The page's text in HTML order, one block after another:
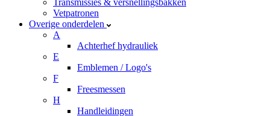
Transmissies & versnellingsbakken
Vetpatronen
Overige onderdelen
A
Achterhef hydrauliek
E
Emblemen / Logo's
F
Freesmessen
H
Handleidingen